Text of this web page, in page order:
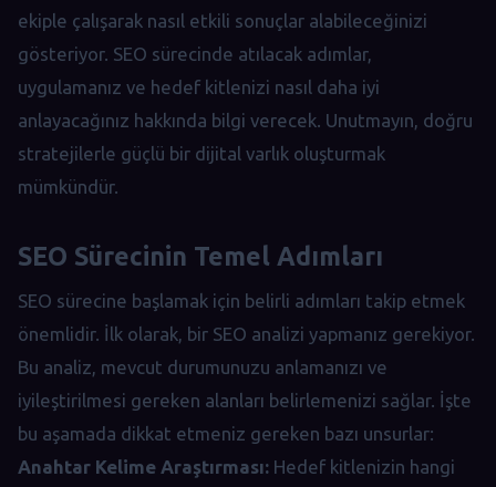
ekiple çalışarak nasıl etkili sonuçlar alabileceğinizi
gösteriyor. SEO sürecinde atılacak adımlar,
uygulamanız ve hedef kitlenizi nasıl daha iyi
anlayacağınız hakkında bilgi verecek. Unutmayın, doğru
stratejilerle güçlü bir dijital varlık oluşturmak
mümkündür.
SEO Sürecinin Temel Adımları
SEO sürecine başlamak için belirli adımları takip etmek
önemlidir. İlk olarak, bir SEO analizi yapmanız gerekiyor.
Bu analiz, mevcut durumunuzu anlamanızı ve
iyileştirilmesi gereken alanları belirlemenizi sağlar. İşte
bu aşamada dikkat etmeniz gereken bazı unsurlar:
Anahtar Kelime Araştırması: Hedef kitlenizin hangi